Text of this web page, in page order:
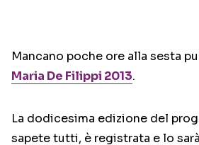
Mancano poche ore alla sesta
Maria De Filippi 2013.
La dodicesima edizione del
sapete tutti, è registrata e lo